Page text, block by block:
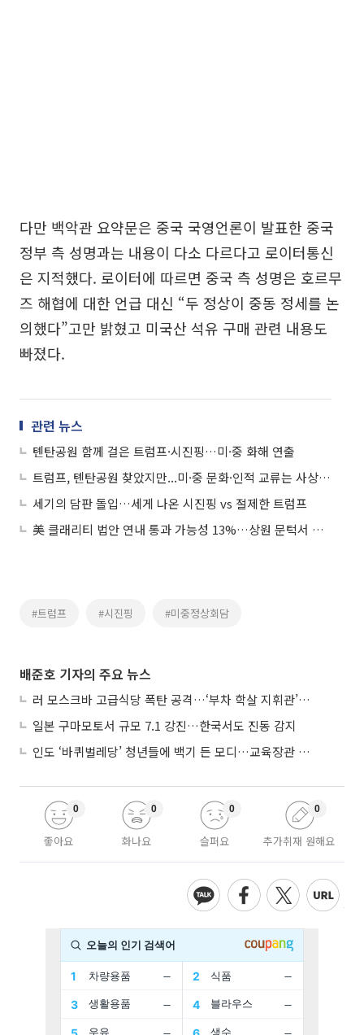
다만 백악관 요약문은 중국 국영언론이 발표한 중국
정부 측 성명과는 내용이 다소 다르다고 로이터통신
은 지적했다. 로이터에 따르면 중국 측 성명은 호르무
즈 해협에 대한 언급 대신 “두 정상이 중동 정세를 논
의했다”고만 밝혔고 미국산 석유 구매 관련 내용도
빠졌다.
관련 뉴스
톈탄공원 함께 걸은 트럼프·시진핑…미·중 화해 연출
트럼프, 톈탄공원 찾았지만...미·중 문화·인적 교류는 사상 최저 수준
세기의 담판 돌입…세게 나온 시진핑 vs 절제한 트럼프
美 클래리티 법안 연내 통과 가능성 13%…상원 문턱서 제동
#트럼프 #시진핑 #미중정상회담
배준호 기자의 주요 뉴스
러 모스크바 고급식당 폭탄 공격…‘부차 학살 지휘관’ 노렸나
일본 구마모토서 규모 7.1 강진…한국서도 진동 감지
인도 ‘바퀴벌레당’ 청년들에 백기 든 모디…교육장관 사퇴
좋아요
0
화나요
0
슬퍼요
0
추가취재 원해요
0